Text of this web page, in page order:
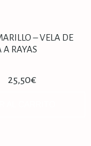
– VELA DE
A RAYAS
25,50€